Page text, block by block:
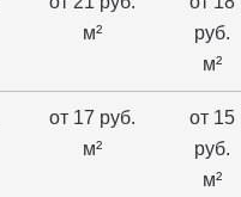
м²
руб.
м²
от 17 руб.
м²
от 15
руб.
м²